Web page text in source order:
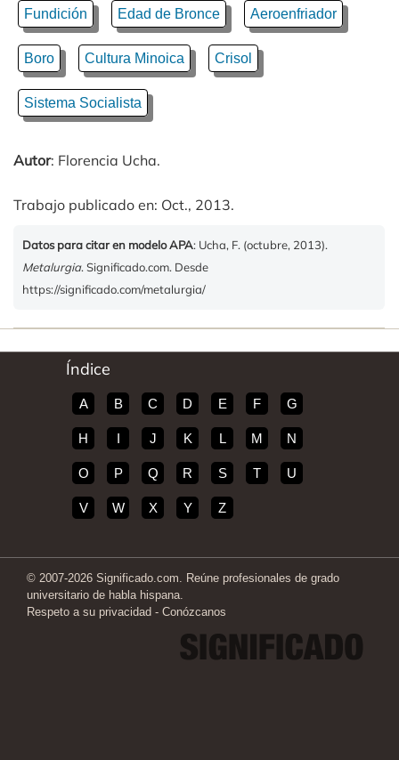
Fundición Edad de Bronce Aeroenfriador
Boro Cultura Minoica Crisol
Sistema Socialista
Autor: Florencia Ucha.
Trabajo publicado en: Oct., 2013.
Datos para citar en modelo APA: Ucha, F. (octubre, 2013).
Metalurgia. Significado.com. Desde
https://significado.com/metalurgia/
Índice
A B C D E F G
H I J K L M N
O P Q R S T U
V W X Y Z
© 2007-2026 Significado.com. Reúne profesionales de grado
universitario de habla hispana.
Respeto a su privacidad - Conózcanos